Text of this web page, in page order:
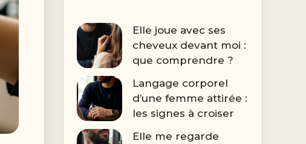
Elle joue avec ses
cheveux devant moi :
que comprendre ?
Langage corporel
d’une femme attirée :
les signes à croiser
Elle me regarde